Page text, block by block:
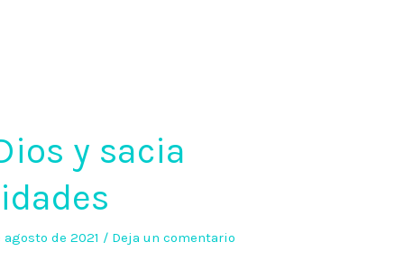
y sacia
agosto de 2021 / Deja un comentario